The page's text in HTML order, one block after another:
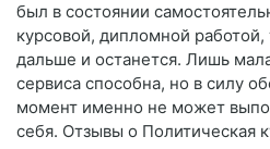
был в состоянии
курсовой, дипломной работой,
дальше и останется. Лишь
сервиса способна, но в силу
момент именно не может
себя. Отзывы о Политическая